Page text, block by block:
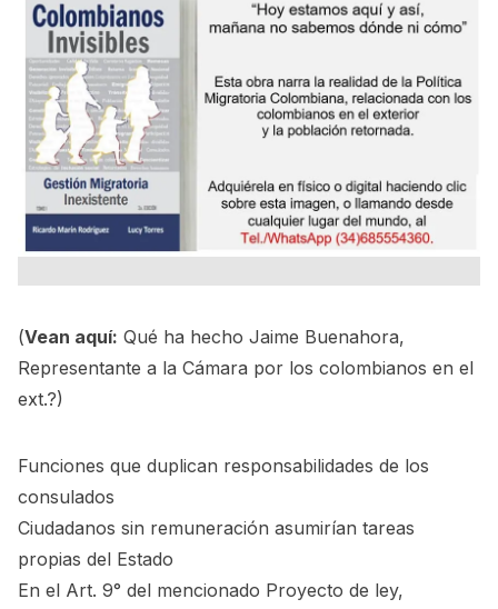
(Vean aquí: Qué ha hecho Jaime Buenahora,
Representante a la Cámara por los colombianos en el
ext.?)
Funciones que duplican responsabilidades de los
consulados
Ciudadanos sin remuneración asumirían tareas
propias del Estado
En el Art. 9° del mencionado Proyecto de ley,